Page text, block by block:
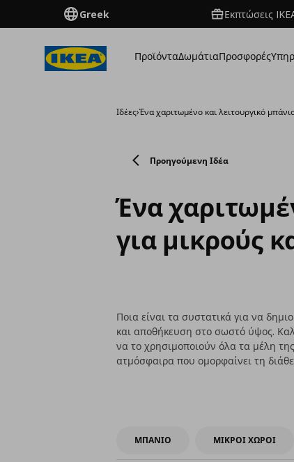
Greek Εκπτώσεις
ΠροϊόνταΔωμάτιαΠροσφορές
Ιδέες›Ένα χαριτωμένο και λειτουργικό
Προηγούμενη Ιδέα
Ένα
για μικρούς
Ποια είναι τα συστατικά για να
και αποθήκευση στο σωστό ύψος.
να το χρησιμοποιούν όλα τα μέλη
ατμόσφαιρα που ομορφαίνει τη
ΜΠΑΝΙΟ ΜΙΚΡΟΙ ΧΩΡΟΙ